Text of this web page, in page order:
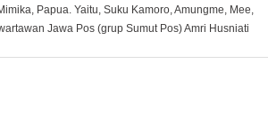
Papua. Yaitu, Suku Kamoro, Amungme, Mee,
Jawa Pos (grup Sumut Pos) Amri Husniati